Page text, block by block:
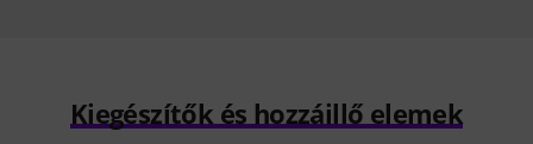
Kiegészítők és hozzáillő elemek